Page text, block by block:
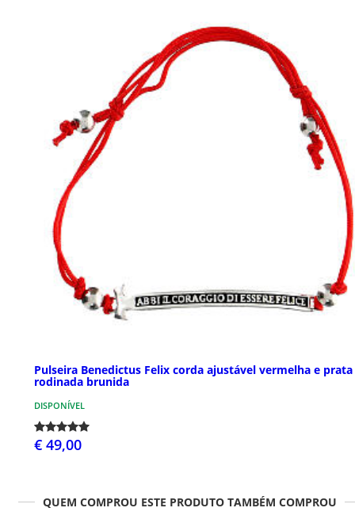
Pulseira Benedictus Felix corda ajustável vermelha e prata
rodinada brunida
DISPONÍVEL
€ 49,00
QUEM COMPROU ESTE PRODUTO TAMBÉM COMPROU